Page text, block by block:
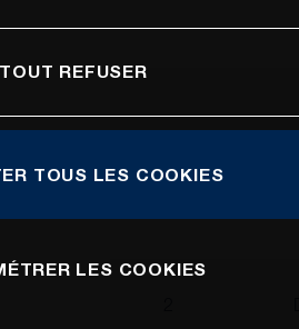
TOUT REFUSER
TOUS LES COOKIES
LES COOKIES